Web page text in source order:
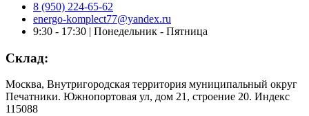
8 (950) 224-65-62
energo-komplect77@yandex.ru
9:30 - 17:30 | Понедельник - Пятница
Склад:
Москва, Внутригородская территория муниципальный округ
Печатники. Южнопортовая ул, дом 21, строение 20. Индекс
115088